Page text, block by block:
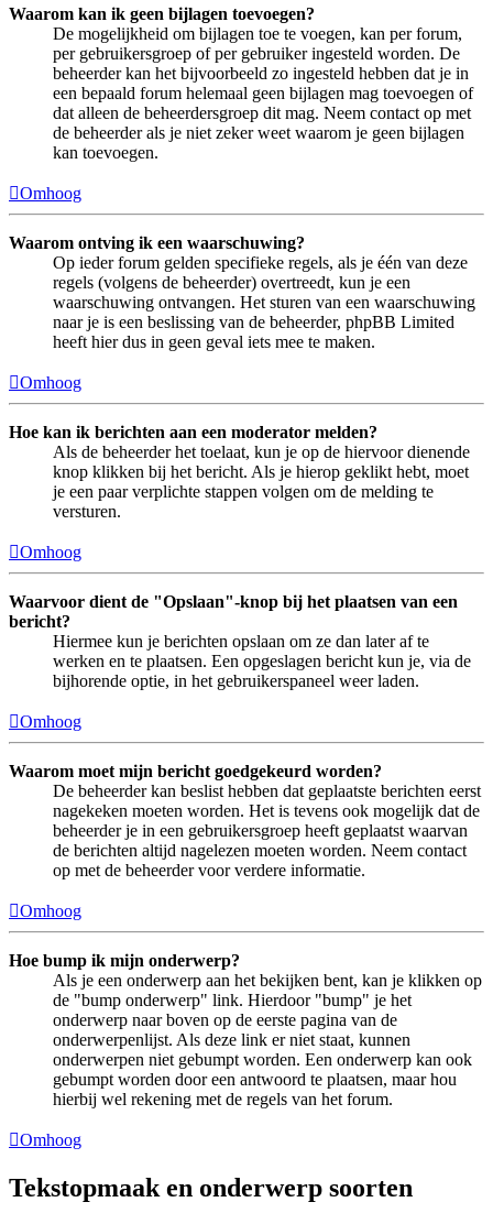
Waarom kan ik geen bijlagen toevoegen?
De mogelijkheid om bijlagen toe te voegen, kan per forum,
per gebruikersgroep of per gebruiker ingesteld worden. De
beheerder kan het bijvoorbeeld zo ingesteld hebben dat je in
een bepaald forum helemaal geen bijlagen mag toevoegen of
dat alleen de beheerdersgroep dit mag. Neem contact op met
de beheerder als je niet zeker weet waarom je geen bijlagen
kan toevoegen.
Omhoog
Waarom ontving ik een waarschuwing?
Op ieder forum gelden specifieke regels, als je één van deze
regels (volgens de beheerder) overtreedt, kun je een
waarschuwing ontvangen. Het sturen van een waarschuwing
naar je is een beslissing van de beheerder, phpBB Limited
heeft hier dus in geen geval iets mee te maken.
Omhoog
Hoe kan ik berichten aan een moderator melden?
Als de beheerder het toelaat, kun je op de hiervoor dienende
knop klikken bij het bericht. Als je hierop geklikt hebt, moet
je een paar verplichte stappen volgen om de melding te
versturen.
Omhoog
Waarvoor dient de "Opslaan"-knop bij het plaatsen van een
bericht?
Hiermee kun je berichten opslaan om ze dan later af te
werken en te plaatsen. Een opgeslagen bericht kun je, via de
bijhorende optie, in het gebruikerspaneel weer laden.
Omhoog
Waarom moet mijn bericht goedgekeurd worden?
De beheerder kan beslist hebben dat geplaatste berichten eerst
nagekeken moeten worden. Het is tevens ook mogelijk dat de
beheerder je in een gebruikersgroep heeft geplaatst waarvan
de berichten altijd nagelezen moeten worden. Neem contact
op met de beheerder voor verdere informatie.
Omhoog
Hoe bump ik mijn onderwerp?
Als je een onderwerp aan het bekijken bent, kan je klikken op
de "bump onderwerp" link. Hierdoor "bump" je het
onderwerp naar boven op de eerste pagina van de
onderwerpenlijst. Als deze link er niet staat, kunnen
onderwerpen niet gebumpt worden. Een onderwerp kan ook
gebumpt worden door een antwoord te plaatsen, maar hou
hierbij wel rekening met de regels van het forum.
Omhoog
Tekstopmaak en onderwerp soorten